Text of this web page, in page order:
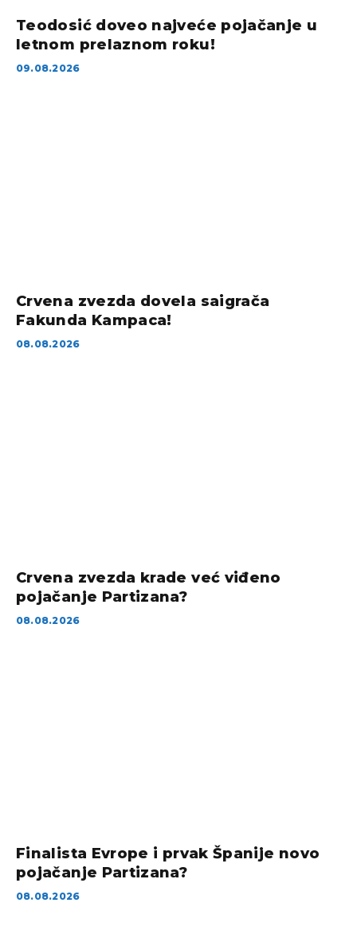
Teodosić doveo najveće pojačanje u
letnom prelaznom roku!
09.08.2026
Crvena zvezda dovela saigrača
Fakunda Kampaca!
08.08.2026
Crvena zvezda krade već viđeno
pojačanje Partizana?
08.08.2026
Finalista Evrope i prvak Španije novo
pojačanje Partizana?
08.08.2026